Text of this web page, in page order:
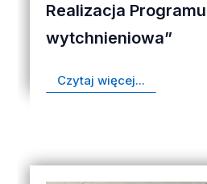
Realizacja
wytchnieniowa”
Czytaj więcej...